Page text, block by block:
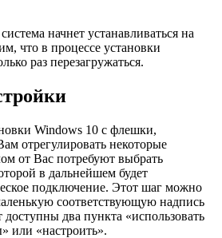
начнет устанавливаться на
что в процессе установки
раз перезагружаться.
Windows 10 с флешки,
отрегулировать некоторые
от Вас потребуют выбрать
в дальнейшем будет
подключение. Этот шаг можно
соответствующую надпись
доступны два пункта «использовать
или «настроить».